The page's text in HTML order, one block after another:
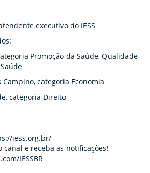
executivo do IESS
Promoção da Saúde, Qualidade
categoria Economia
categoria Direito
iess.org.br/
canal e receba as notificações!
IESSBR